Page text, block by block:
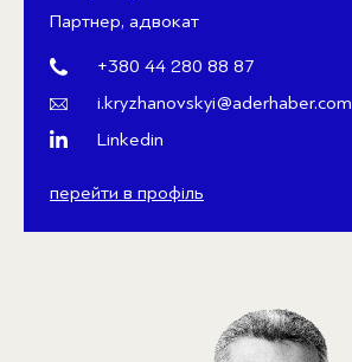
Партнер, адвокат
+380 44 280 88 87
i.kryzhanovskyi@aderhaber.com
Linkedin
перейти в профіль